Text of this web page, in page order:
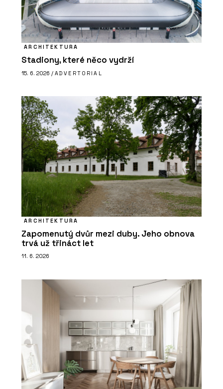
ARCHITEKTURA
Stadiony, které něco vydrží
15. 6. 2026 / ADVERTORIAL
ARCHITEKTURA
Zapomenutý dvůr mezi duby. Jeho obnova
trvá už třináct let
11. 6. 2026